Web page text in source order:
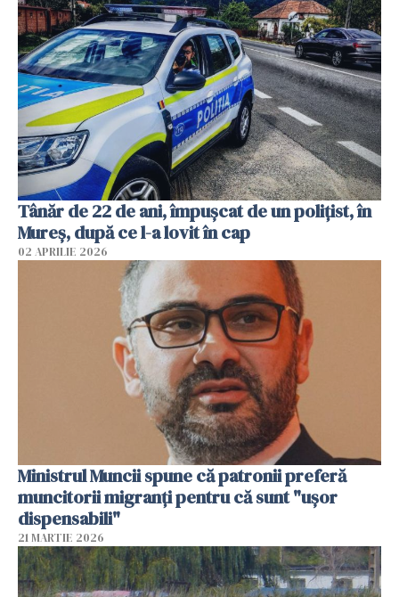
Tânăr de 22 de ani, împușcat de un polițist, în
Mureș, după ce l-a lovit în cap
02 APRILIE 2026
Ministrul Muncii spune că patronii preferă
muncitorii migranți pentru că sunt "uşor
dispensabili"
21 MARTIE 2026